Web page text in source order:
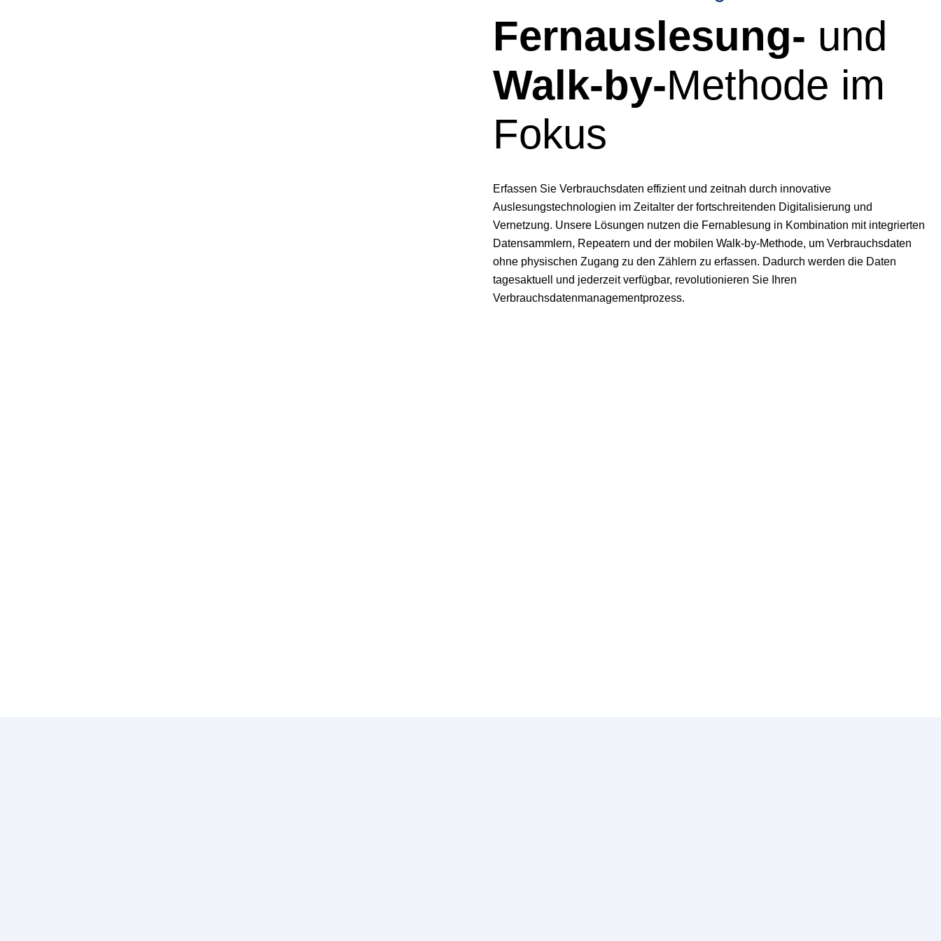
Fernauslesung- und
Walk-by-Methode im
Fokus
Erfassen Sie Verbrauchsdaten effizient und zeitnah durch innovative
Auslesungstechnologien im Zeitalter der fortschreitenden Digitalisierung und
Vernetzung. Unsere Lösungen nutzen die Fernablesung in Kombination mit integrierten
Datensammlern, Repeatern und der mobilen Walk-by-Methode, um Verbrauchsdaten
ohne physischen Zugang zu den Zählern zu erfassen. Dadurch werden die Daten
tagesaktuell und jederzeit verfügbar, revolutionieren Sie Ihren
Verbrauchsdatenmanagementprozess.